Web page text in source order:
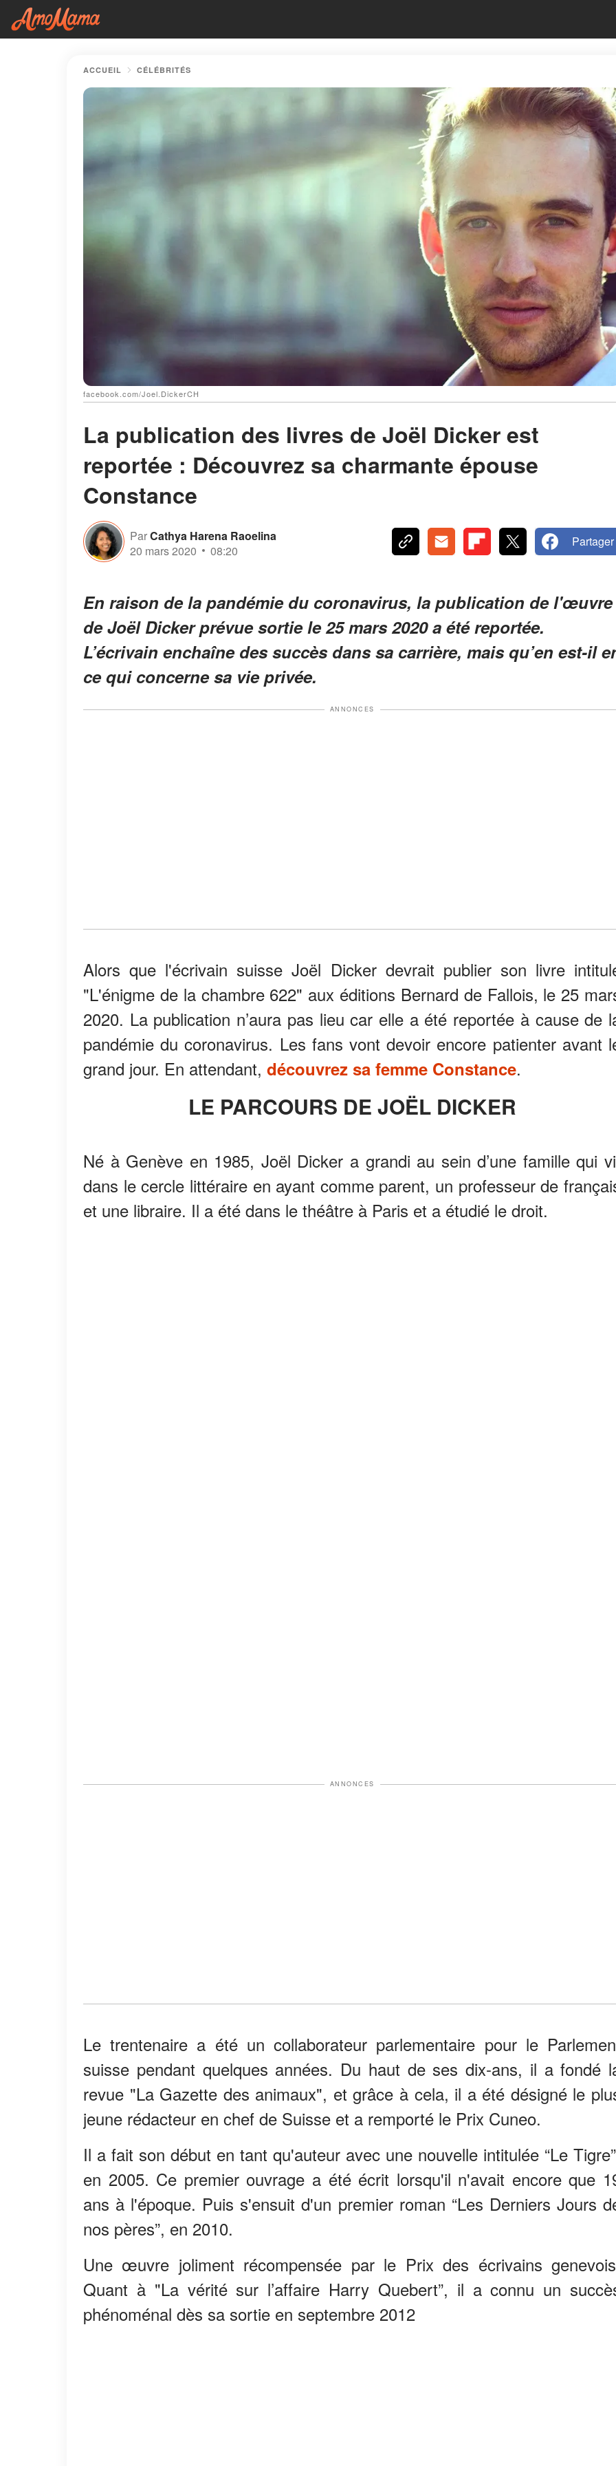
ACCUEIL CÉLÉBRITÉS
facebook.com/Joel.DickerCH
La publication des livres de Joël Dicker est
reportée : Découvrez sa charmante épouse
Constance
ParCathya Harena Raoelina
20 mars 2020
08:20
Partager
En raison de la pandémie du coronavirus, la publication de l'œuvre
de Joël Dicker prévue sortie le 25 mars 2020 a été reportée.
L’écrivain enchaîne des succès dans sa carrière, mais qu’en est-il
ce qui concerne sa vie privée.
ANNONCES
Alors que l'écrivain suisse Joël Dicker devrait publier son livre
"L'énigme de la chambre 622" aux éditions Bernard de Fallois, le 25
2020. La publication n’aura pas lieu car elle a été reportée à cause de
pandémie du coronavirus. Les fans vont devoir encore patienter avant
grand jour. En attendant, découvrez sa femme Constance.
LE PARCOURS DE JOËL DICKER
Né à Genève en 1985, Joël Dicker a grandi au sein d’une famille qui
dans le cercle littéraire en ayant comme parent, un professeur de
et une libraire. Il a été dans le théâtre à Paris et a étudié le droit.
ANNONCES
Le trentenaire a été un collaborateur parlementaire pour le
suisse pendant quelques années. Du haut de ses dix-ans, il a fondé
revue "La Gazette des animaux", et grâce à cela, il a été désigné le
jeune rédacteur en chef de Suisse et a remporté le Prix Cuneo.
Il a fait son début en tant qu'auteur avec une nouvelle intitulée “Le
en 2005. Ce premier ouvrage a été écrit lorsqu'il n'avait encore que
ans à l'époque. Puis s'ensuit d'un premier roman “Les Derniers Jours
nos pères”, en 2010.
Une œuvre joliment récompensée par le Prix des écrivains
Quant à "La vérité sur l’affaire Harry Quebert”, il a connu un
phénoménal dès sa sortie en septembre 2012